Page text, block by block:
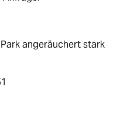
angeräuchert stark